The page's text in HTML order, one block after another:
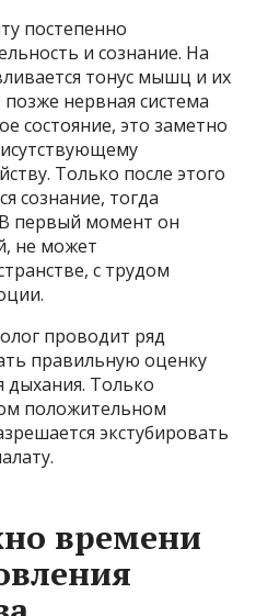
постепенно
и сознание. На
тонус мышц и их
нервная система
состояние, это заметно
Только после этого
сознание, тогда
первый момент он
не может
с трудом
проводит ряд
правильную оценку
дыхания. Только
положительном
экстубировать
времени